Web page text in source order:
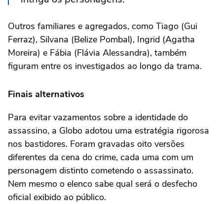
Outros familiares e agregados, como Tiago (Gui
Ferraz), Silvana (Belize Pombal), Ingrid (Agatha
Moreira) e Fábia (Flávia Alessandra), também
figuram entre os investigados ao longo da trama.
Finais alternativos
Para evitar vazamentos sobre a identidade do
assassino, a Globo adotou uma estratégia rigorosa
nos bastidores. Foram gravadas oito versões
diferentes da cena do crime, cada uma com um
personagem distinto cometendo o assassinato.
Nem mesmo o elenco sabe qual será o desfecho
oficial exibido ao público.